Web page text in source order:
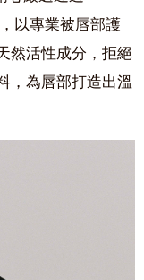
以專業被唇部護
然活性成分，拒絕
，為唇部打造出溫